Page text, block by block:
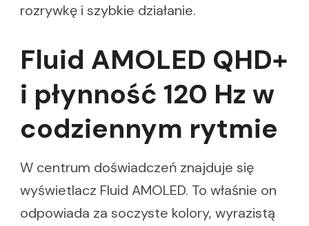
rozrywkę i szybkie działanie.
Fluid AMOLED QHD+
i płynność 120 Hz w
codziennym rytmie
W centrum doświadczeń znajduje się
wyświetlacz Fluid AMOLED. To właśnie on
odpowiada za soczyste kolory, wyrazistą